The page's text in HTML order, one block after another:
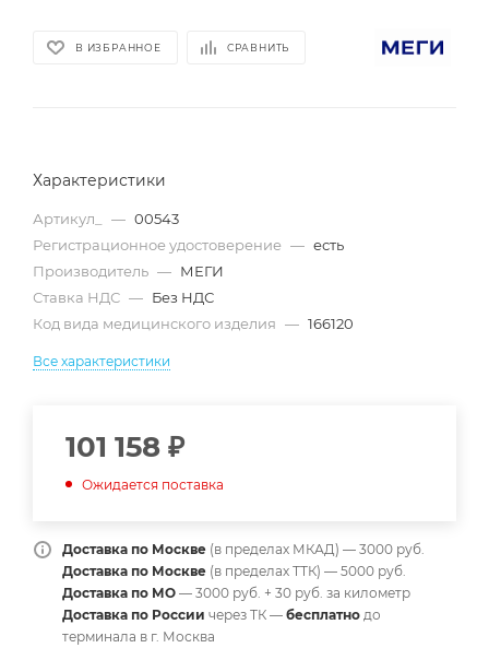
В ИЗБРАННОЕ СРАВНИТЬ
Характеристики
Артикул_ — 00543
Регистрационное удостоверение — есть
Производитель — МЕГИ
Ставка НДС — Без НДС
Код вида медицинского изделия — 166120
Все характеристики
101 158 ₽
Ожидается поставка
Доставка по Москве (в пределах МКАД) — 3000 руб.
Доставка по Москве (в пределах ТТК) — 5000 руб.
Доставка по МО — 3000 руб. + 30 руб. за километр
Доставка по России через ТК — бесплатно до
терминала в г. Москва